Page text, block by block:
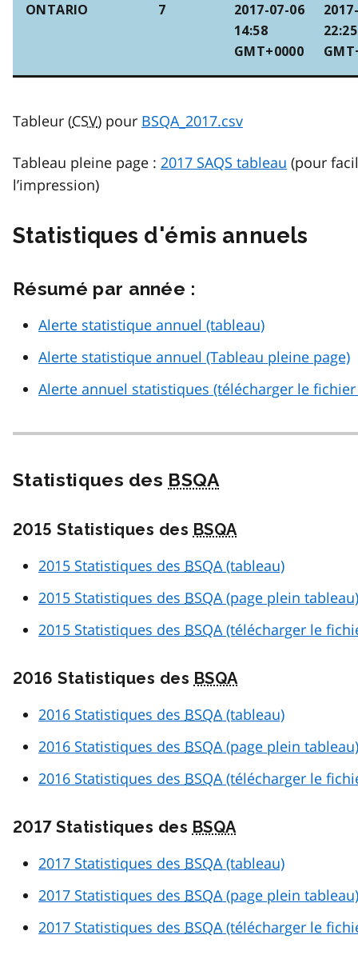
ONTARIO 7
2017-07-06
14:58
GMT+0000
22:25
Tableur (CSV) pour BSQA_2017.csv
Tableau pleine page : 2017 SAQS tableau (pour
l’impression)
Statistiques d'émis annuels
Résumé par année :
Alerte statistique annuel (tableau)
Alerte statistique annuel (Tableau pleine page)
Alerte annuel statistiques (télécharger le
Statistiques des BSQA
2015 Statistiques des BSQA
2015 Statistiques des BSQA(tableau)
2015 Statistiques des BSQA(page plein tableau)
2015 Statistiques des BSQA(télécharger le
2016 Statistiques des BSQA
2016 Statistiques des BSQA(tableau)
2016 Statistiques des BSQA(page plein tableau)
2016 Statistiques des BSQA(télécharger le
2017 Statistiques des BSQA
2017 Statistiques des BSQA(tableau)
2017 Statistiques des BSQA(page plein tableau)
2017 Statistiques des BSQA(télécharger le